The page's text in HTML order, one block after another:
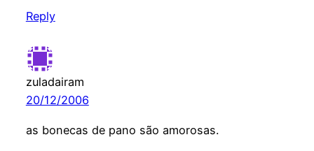
Reply
zuladairam
20/12/2006
as bonecas de pano são amorosas.